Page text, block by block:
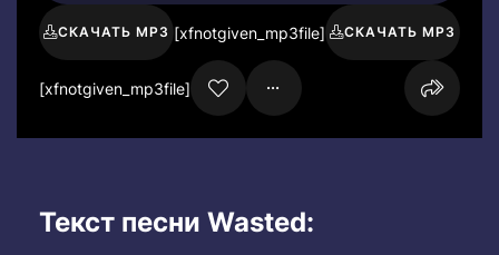
СКАЧАТЬ MP3 [xfnotgiven_mp3file] СКАЧАТЬ MP3
[xfnotgiven_mp3file]
Текст песни Wasted: